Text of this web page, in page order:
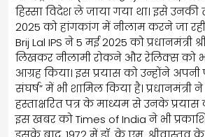
हिस्सा विदेश ले जाया गया था। इसे उनकी
2025 को हांगकांग में नीलाम करने जा रही
Brij Lal IPS ने 5 मई 2025 को प्रधानमंत्री
लिखकर नीलामी रोकने और रेलिक्स को
आग्रह किया। इस प्रयास को उन्होंने
संघर्ष” में भी शामिल किया है। प्रधानमंत्री
हस्ताक्षरित पत्र के माध्यम से उनके प्रयास
इस खबर को Times of India ने भी